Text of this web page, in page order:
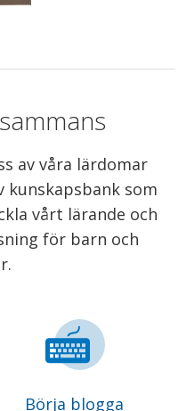
av våra lärdomar
kunskapsbank som
vårt lärande och
för barn och
Börja blogga